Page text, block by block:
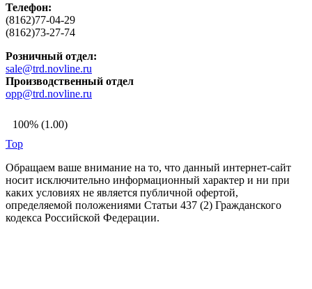
Телефон:
(8162)77-04-29
(8162)73-27-74
Розничный отдел:
sale@trd.novline.ru
Производственный отдел
opp@trd.novline.ru
100% (1.00)
Top
Обращаем ваше внимание на то, что данный интернет-сайт
носит исключительно информационный характер и ни при
каких условиях не является публичной офертой,
определяемой положениями Статьи 437 (2) Гражданского
кодекса Российской Федерации.